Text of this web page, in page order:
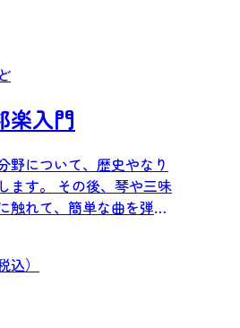
入門
野について、歴史やなり
ます。 その後、琴や三味
触れて、簡単な曲を弾い
込）